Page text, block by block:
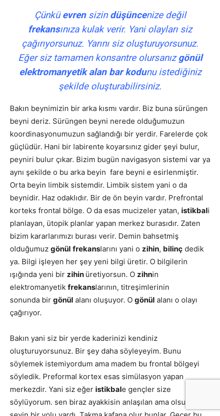
Çünküevrensizin düşüncenize değil
frekansınıza kulak verir. Yani olayları siz
çağırıyorsunuz. Yarını siz oluşturuyorsunuz.
Eğer siz tamamen konsantre olursanızgönül
elektromanyetik alan bar kodunu istediğiniz
şekilde oluşturabilirsiniz.
Bakın beynimizin bir arka kısmı vardır. Biz buna sürüngen
beyni deriz. Sürüngen beyni nerede olduğumuzun
koordinasyonumuzun sağlandığı bir yerdir. Farelerde çok
güçlüdür. Hani bir labirente koyarsınız gider şeyi bulur,
peyniri bulur çıkar. Bizim bugün navigasyon sistemi var ya
aynı şekilde o bu arka beyin fare beyni e esirlenmiştir.
Orta beyin limbik sistemdir. Limbik sistem yani o da
beynidir. Haz odaklıdır. Bir de ön beyin vardır. Prefrontal
korteks frontal bölge. O da esas mucizeler yatan, istikbali
planlayan, ütopik planlar yapan merkez burasıdır. Zaten
bizim kararlarımızı burası verir. Demin bahsetmiş
olduğumuz gönül frekanslarını yani o zihin, bilinç dedik
ya. Bilgi işleyen her şey yeni bilgi üretir. O bilgilerin
ışığında yeni bir zihin üretiyorsun. O zihnin
elektromanyetik frekanslarının, titreşimlerinin
sonunda bir gönül alanı oluşuyor. O gönül alanı o olayı
çağırıyor.
Bakın yani siz bir yerde kaderinizi kendiniz
oluşturuyorsunuz. Bir şey daha söyleyeyim. Bunu
söylemek istemiyordum ama madem bu frontal bölgeyi
söyledik. Preformal kortex esas simülasyon yapan
merkezdir. Yani siz eğer istikbale gençler size
söylüyorum. sen biraz ayakkisin anlaşılan ama olsun. Her